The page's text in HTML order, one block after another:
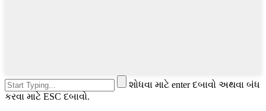
શોધવા માટે enter દબાવો અથવા બંધ
કરવા માટે ESC દબાવો.